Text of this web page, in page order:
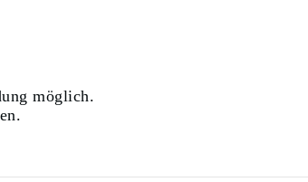
möglich.